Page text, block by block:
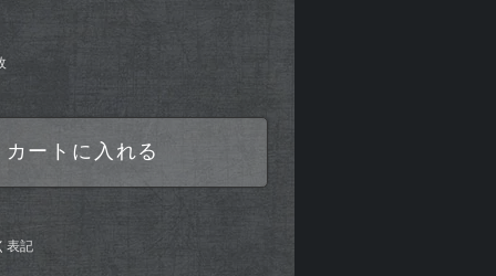
カートに入れる
表記